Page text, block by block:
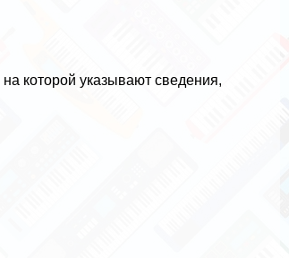
на которой указывают сведения,